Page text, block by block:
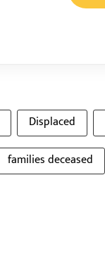
Displaced
families deceased